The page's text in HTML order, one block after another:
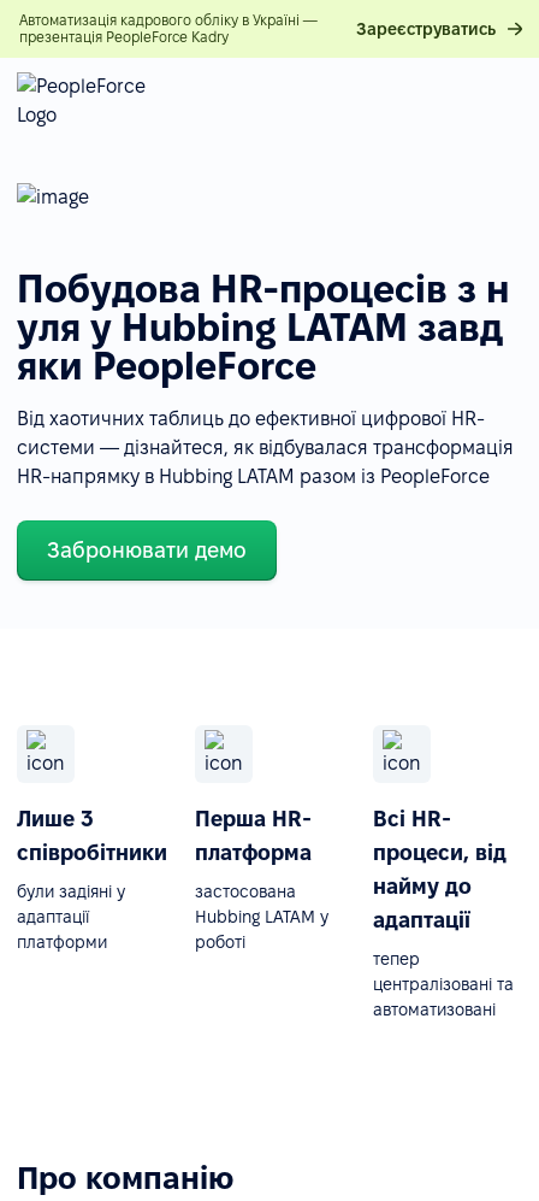
Автоматизація кадрового обліку в Україні —
презентація PeopleForce Kadry
Зареєструватись
Побудова HR-процесів з н
уля у Hubbing LATAM завд
яки PeopleForce
Від хаотичних таблиць до ефективної цифрової HR-
системи — дізнайтеся, як відбувалася трансформація
HR-напрямку в Hubbing LATAM разом із PeopleForce
Забронювати демо
Лише 3
співробітники
були задіяні у
адаптації
платформи
Перша HR-
платформа
застосована
Hubbing LATAM у
роботі
Всі HR-
процеси, від
найму до
адаптації
тепер
централізовані та
автоматизовані
Про компанію